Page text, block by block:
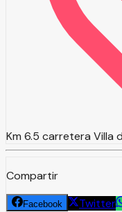
Km 6.5 carretera Villa
Compartir
Facebook Twitter